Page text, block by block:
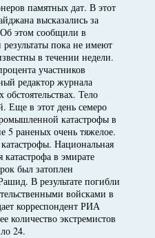
памятных дат. В этот
высказались за
этом сообщили в
пока не имеют
в течении недели.
участников
редактор журнала
Тело
Еще в этот день семеро
катастрофы в
5 раненых очень тяжелое.
Национальная
в эмирате
был затоплен
В результате погибли
войсками в
корреспондент РИА
экстремистов
24.